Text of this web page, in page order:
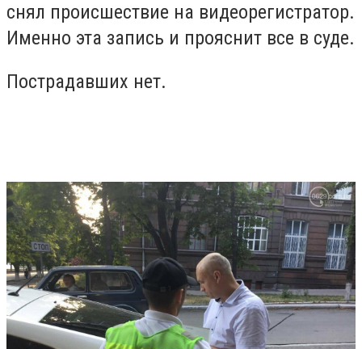
снял происшествие на видеорегистратор.
Именно эта запись и прояснит все в суде.
Пострадавших нет.